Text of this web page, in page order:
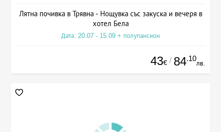
Лятна почивка в Трявна - Нощувка със закуска и вечеря в
хотел Бела
Дата: 20.07 - 15.09 + полупансион
43€ / 84.10
лв.